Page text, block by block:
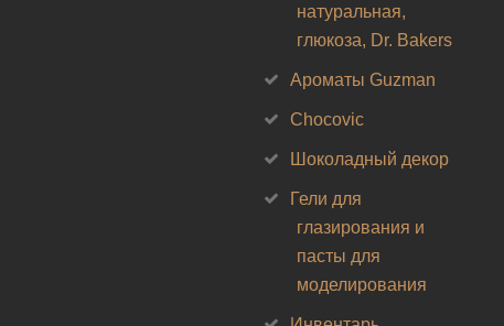
натуральная,
глюкоза, Dr. Bakers
Ароматы Guzman
Chocovic
Шоколадный декор
Гели для
глазирования и
пасты для
моделирования